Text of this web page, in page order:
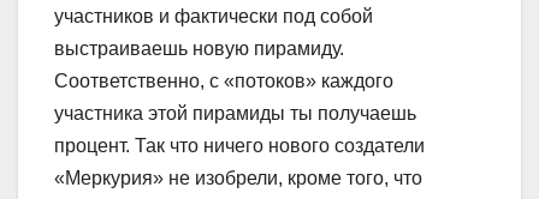
участников и фактически под собой
выстраиваешь новую пирамиду.
Соответственно, с «потоков» каждого
участника этой пирамиды ты получаешь
процент. Так что ничего нового создатели
«Меркурия» не изобрели, кроме того, что